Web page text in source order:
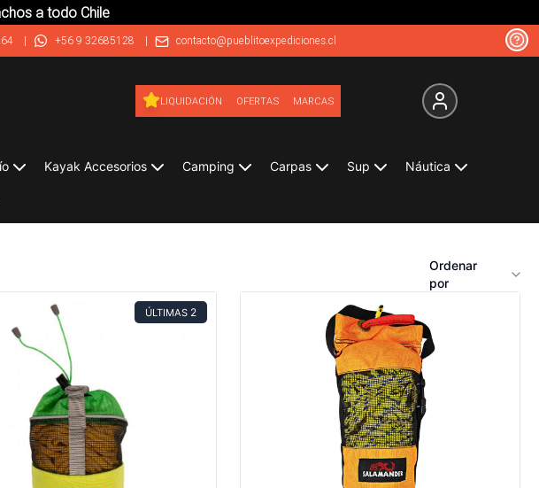
a todo Chile
| +56 9 32685128 | contacto@pueblitoexpediciones.cl
LIQUIDACIÓN OFERTAS MARCAS
Kayak Accesorios Camping Carpas Sup Náutica
Ordenar
por
ÚLTIMAS 2